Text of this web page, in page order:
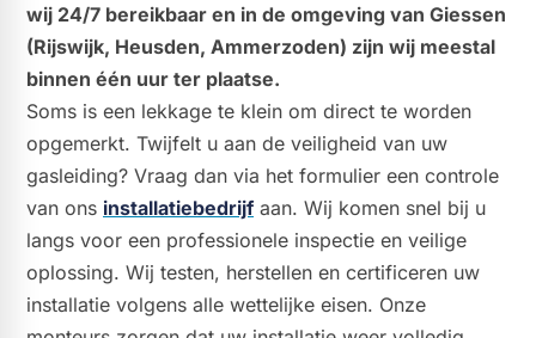
wij 24/7 bereikbaar en in de omgeving van Giessen
(Rijswijk, Heusden, Ammerzoden) zijn wij meestal
binnen één uur ter plaatse.
Soms is een lekkage te klein om direct te worden
opgemerkt. Twijfelt u aan de veiligheid van uw
gasleiding? Vraag dan via het formulier een controle
van ons installatiebedrijf aan. Wij komen snel bij u
langs voor een professionele inspectie en veilige
oplossing. Wij testen, herstellen en certificeren uw
installatie volgens alle wettelijke eisen. Onze